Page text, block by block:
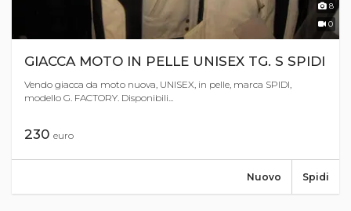
8
0
GIACCA MOTO IN PELLE UNISEX TG. S SPIDI
Vendo giacca da moto nuova, UNISEX, in pelle, marca SPIDI,
modello G. FACTORY. Disponibili...
230 euro
Spidi
Nuovo